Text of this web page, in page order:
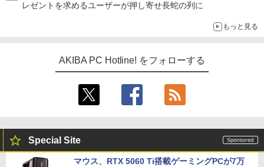
レゼントを求めるユーザーが押し寄せ長蛇の列に
もっと見る
AKIBA PC Hotline! をフォローする
Special Site
マウス、RTX 5060 Ti搭載ゲーミングPCが7万